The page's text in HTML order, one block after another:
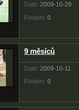
Date: 2009-10-29
Folders: 0
9 měsíců
Date: 2009-10-11
Folders: 0